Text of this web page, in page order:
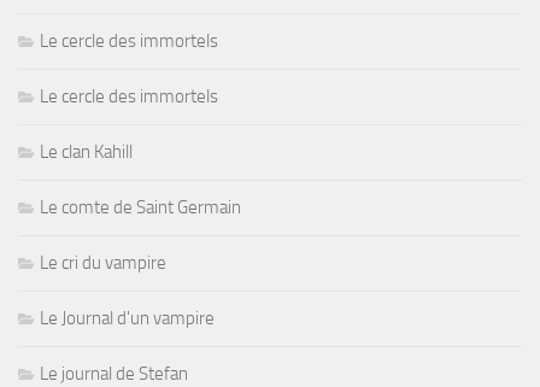
Le cercle des immortels
Le cercle des immortels
Le clan Kahill
Le comte de Saint Germain
Le cri du vampire
Le Journal d'un vampire
Le journal de Stefan